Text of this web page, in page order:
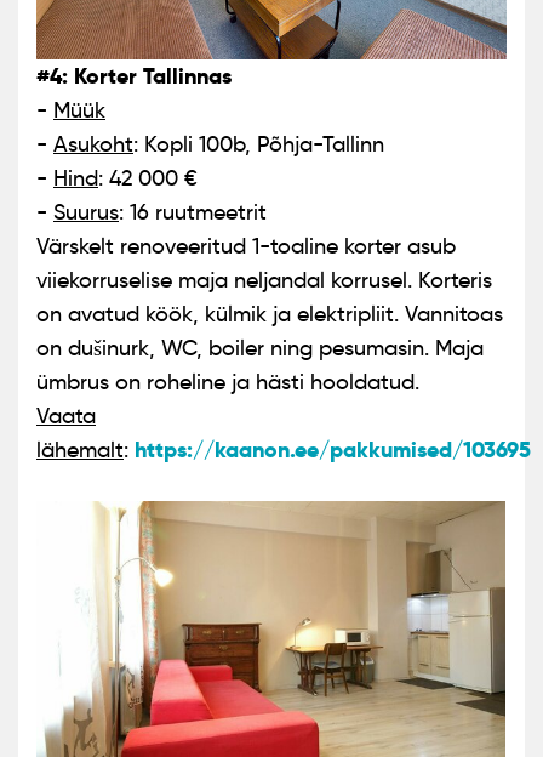
#4: Korter Tallinnas
- Müük
- Asukoht: Kopli 100b, Põhja-Tallinn
- Hind: 42 000 €
- Suurus: 16 ruutmeetrit
Värskelt renoveeritud 1-toaline korter asub
viiekorruselise maja neljandal korrusel. Korteris
on avatud köök, külmik ja elektripliit. Vannitoas
on dušinurk, WC, boiler ning pesumasin. Maja
ümbrus on roheline ja hästi hooldatud.
Vaata
lähemalt: https://kaanon.ee/pakkumised/103695